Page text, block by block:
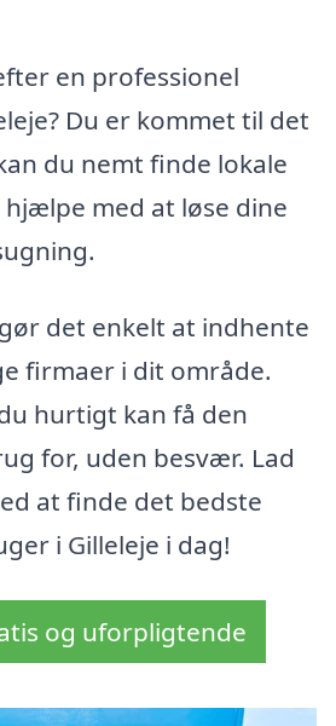
en professionel
Du er kommet til det
du nemt finde lokale
med at løse dine
det enkelt at indhente
firmaer i dit område.
hurtigt kan få den
for, uden besvær. Lad
at finde det bedste
i Gilleleje i dag!
og uforpligtende